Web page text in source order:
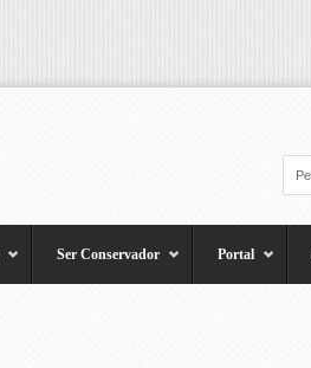
Ser Conservador Portal